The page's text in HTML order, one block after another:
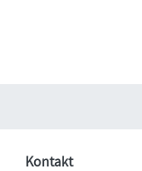
Kontakt